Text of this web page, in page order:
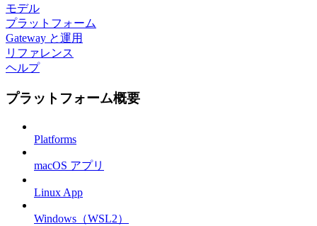
モデル
プラットフォーム
Gateway と運用
リファレンス
ヘルプ
プラットフォーム概要
Platforms
macOS アプリ
Linux App
Windows（WSL2）